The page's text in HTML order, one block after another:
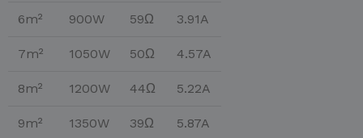
6m² 900W 59Ω 3.91A
7m² 1050W 50Ω 4.57A
8m² 1200W 44Ω 5.22A
9m² 1350W 39Ω 5.87A